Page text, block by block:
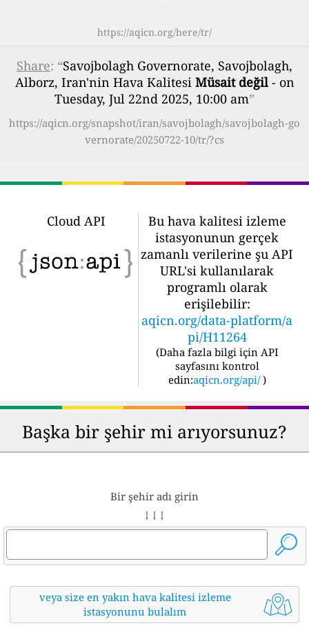
https://aqicn.org/here/tr/
Share: “Savojbolagh Governorate, Savojbolagh,
Alborz, Iran'nin Hava Kalitesi Müsait değil- on
Tuesday, Jul 22nd 2025, 10:00 am”
https://aqicn.org/snapshot/iran/savojbolagh/savojbolagh-go
vernorate/20250722-10/tr/?cs
Cloud API
Bu hava kalitesi izleme
istasyonunun gerçek
zamanlı verilerine şu API
URL'si kullanılarak
programlı olarak
erişilebilir:
aqicn.org/data-platform/a
pi/H11264
(Daha fazla bilgi için API
sayfasını kontrol
edin:aqicn.org/api/ )
Başka bir şehir mi arıyorsunuz?
Bir şehir adı girin
↓ ↓ ↓
veya size en yakın hava kalitesi izleme
istasyonunu bulalım